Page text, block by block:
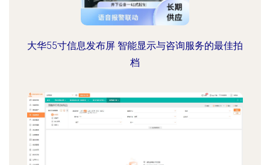
大华55寸信息发布屏 智能显示与咨询服务的最佳拍
档